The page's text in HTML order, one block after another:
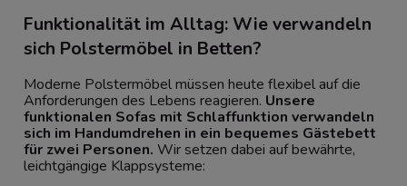
Funktionalität im Alltag: Wie verwandeln
sich Polstermöbel in Betten?
Moderne Polstermöbel müssen heute flexibel auf die
Anforderungen des Lebens reagieren. Unsere
funktionalen Sofas mit Schlaffunktion verwandeln
sich im Handumdrehen in ein bequemes Gästebett
für zwei Personen. Wir setzen dabei auf bewährte,
leichtgängige Klappsysteme: